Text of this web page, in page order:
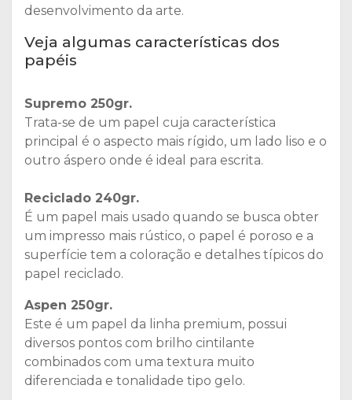
desenvolvimento da arte.
Veja algumas características dos
papéis
Supremo 250gr.
Trata-se de um papel cuja característica
principal é o aspecto mais rígido, um lado liso e o
outro áspero onde é ideal para escrita.
Reciclado 240gr.
É um papel mais usado quando se busca obter
um impresso mais rústico, o papel é poroso e a
superfície tem a coloração e detalhes típicos do
papel reciclado.
Aspen 250gr.
Este é um papel da linha premium, possui
diversos pontos com brilho cintilante
combinados com uma textura muito
diferenciada e tonalidade tipo gelo.